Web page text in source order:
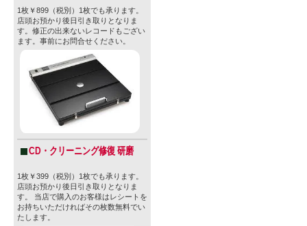
1枚￥899（税別）1枚でも承ります。
店頭お預かり後日引き取りとなりま
す。修正の出来ないレコードもござい
ます。事前にお問合せください。
CD・クリーニング修復 研磨
1枚￥399（税別）1枚でも承ります。
店頭お預かり後日引き取りとなりま
す。 当店で購入のお客様はレシートを
お持ちいただければその枚数無料でい
たします。